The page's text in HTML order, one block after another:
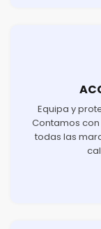
Equipa y
Contamos
todas las